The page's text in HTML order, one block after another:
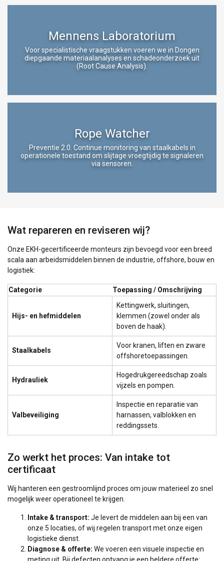
Mennens Laboratorium
Voor specialistische vraagstukken voeren we in Dongen
diepgaande materiaalanalyses en schadeonderzoek uit
(Root Cause Analysis).
Rope Watcher
Preventie 2.0. Continue monitoring van staalkabels in
operationele toestand om slijtage vroegtijdig te signaleren
via sensoren.
Wat repareren en reviseren wij?
Onze EKH-gecertificeerde monteurs zijn bevoegd voor een breed
scala aan arbeidsmiddelen binnen de industrie, offshore, bouw en
logistiek:
Categorie Toepassing / Omschrijving
Hijs- en hefmiddelen
Kettingwerk, sluitingen,
klemmen (zowel onder als
boven de haak).
Staalkabels
Voor kranen, liften en zware
offshoretoepassingen.
Hydrauliek
Hogedrukgereedschap zoals
vijzels en pompen.
Valbeveiliging
Inspectie en reparatie van
harnassen, valblokken en
reddingssets.
Zo werkt het proces: Van intake tot
certificaat
Wij hanteren een gestroomlijnd proces om jouw materieel zo snel
mogelijk weer operationeel te krijgen.
Intake & transport: Je levert de middelen aan bij een van
onze 5 locaties, of wij regelen transport met onze eigen
logistieke dienst.
Diagnose & offerte: We voeren een visuele inspectie en
DUTCH
ENGLISH TRANSLATION
Deze website maakt gebruik van
We gebruiken cookies om inhoud en
over uw gebruik van onze site met onze
advertentie- en analysepartners, die deze
kunnen combineren met andere informatie die
noodzakelijk
Niet-geclassificeerd
ALLES ACCEPTEREN
ALLES AFWIJZEN
DETAILS WEERGEVEN
Cookie Policy